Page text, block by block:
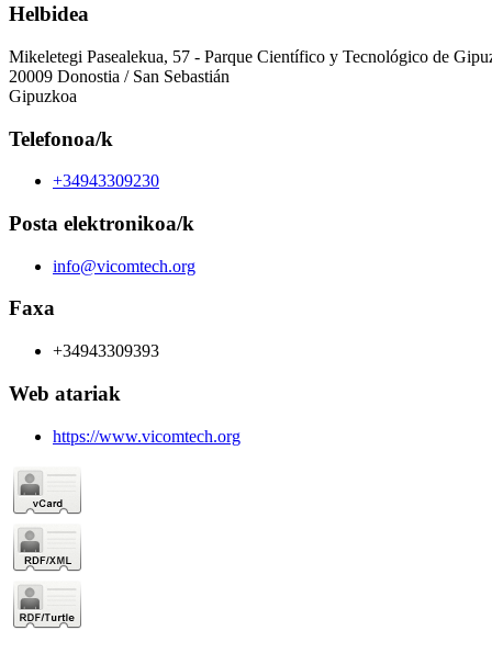
Helbidea
Mikeletegi Pasealekua, 57 - Parque Científico y Tecnológico de
20009 Donostia / San Sebastián
Gipuzkoa
Telefonoa/k
+34943309230
Posta elektronikoa/k
info@vicomtech.org
Faxa
+34943309393
Web atariak
https://www.vicomtech.org